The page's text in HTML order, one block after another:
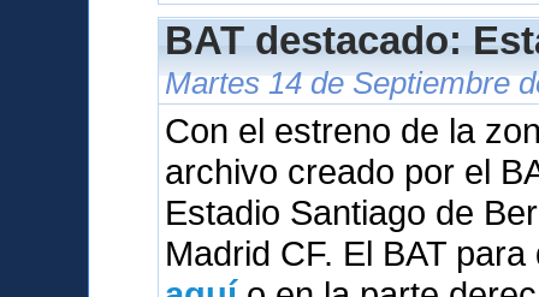
BAT destacado:
Martes 14 de Septiembre
Con el estreno de la
archivo creado por el
Estadio Santiago de
Madrid CF. El BAT